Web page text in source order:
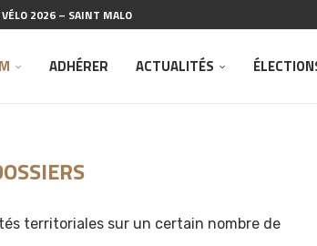
2026 – SAINT MALO
ADHÉRER ACTUALITÉS
territoriales sur un certain nombre de